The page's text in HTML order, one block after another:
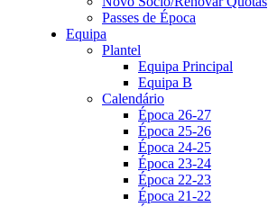
Passes de Época
Equipa
Plantel
Equipa Principal
Equipa B
Calendário
Época 26-27
Época 25-26
Época 24-25
Época 23-24
Época 22-23
Época 21-22